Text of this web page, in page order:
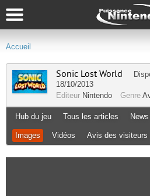
Accueil
Sonic Lost World
18/10/2013
Editeur Nintendo Genre
Hub du jeu Tous les articles News
Images Vidéos Avis des visiteurs